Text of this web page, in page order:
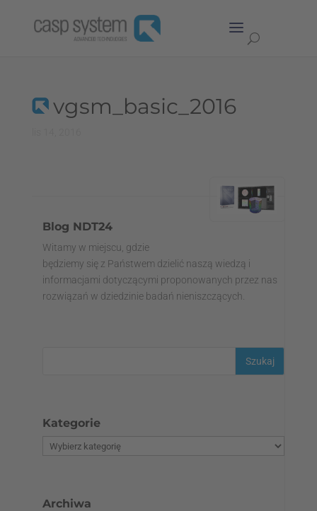
vgsm_basic_2016
Blog NDT24
Witamy w miejscu, gdzie
będziemy się z Państwem dzielić naszą wiedzą i
informacjami dotyczącymi proponowanych przez nas
rozwiązań w dziedzinie badań nieniszczących.
Kategorie
Archiwa